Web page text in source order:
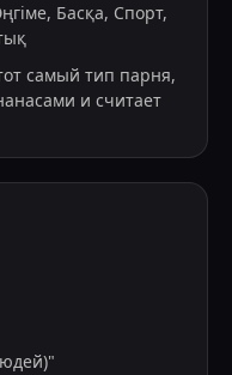
Басқа, Спорт,
самый тип парня,
и считает
"